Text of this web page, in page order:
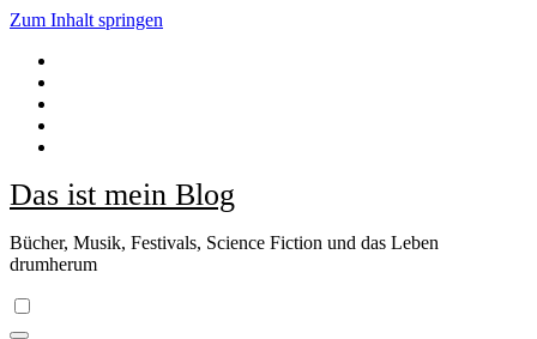
Zum Inhalt springen
Das ist mein Blog
Bücher, Musik, Festivals, Science Fiction und das Leben
drumherum